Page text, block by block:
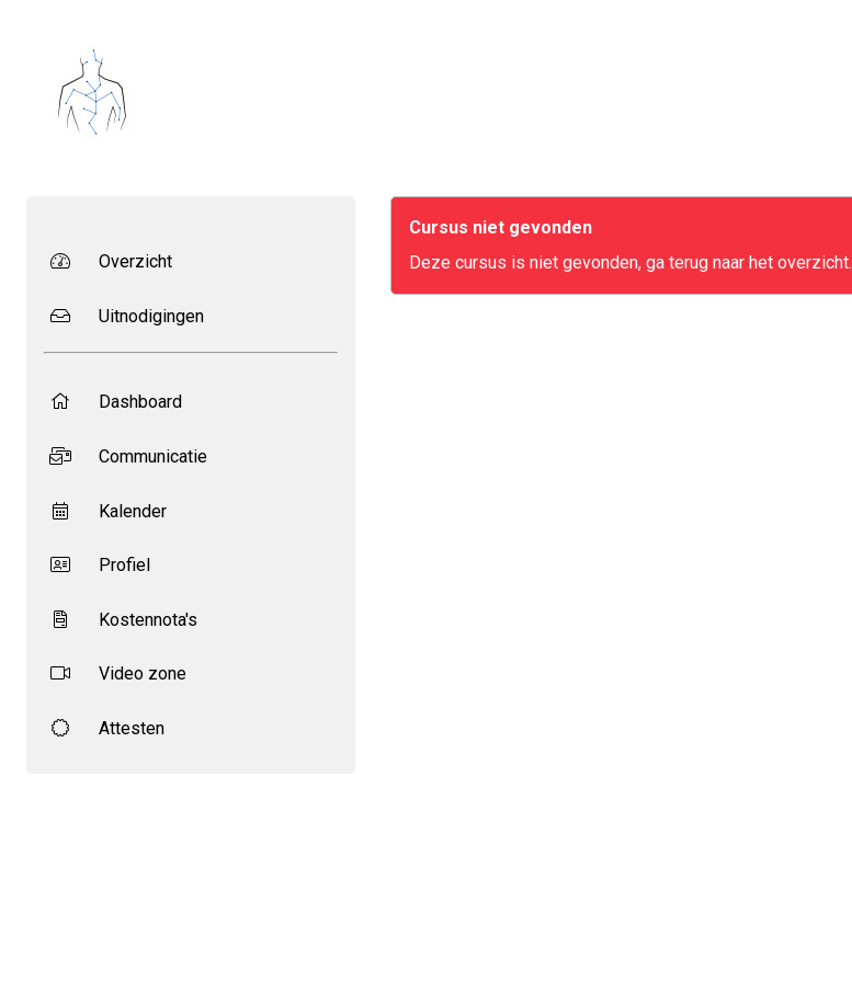
Overzicht
Uitnodigingen
Dashboard
Communicatie
Kalender
Profiel
Kostennota's
Video zone
Attesten
Cursus niet gevonden
Deze cursus is niet gevonden, ga terug naar het overzicht.